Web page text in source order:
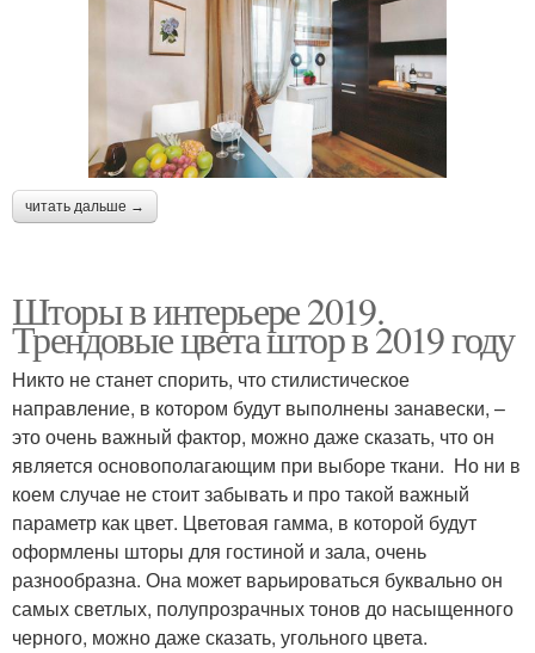
читать дальше →
Шторы в интерьере 2019.
Трендовые цвета штор в 2019 году
Никто не станет спорить, что стилистическое
направление, в котором будут выполнены занавески, –
это очень важный фактор, можно даже сказать, что он
является основополагающим при выборе ткани. Но ни в
коем случае не стоит забывать и про такой важный
параметр как цвет. Цветовая гамма, в которой будут
оформлены шторы для гостиной и зала, очень
разнообразна. Она может варьироваться буквально он
самых светлых, полупрозрачных тонов до насыщенного
черного, можно даже сказать, угольного цвета.